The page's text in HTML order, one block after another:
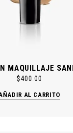
MAQUILLAJE
$400.00
AL CARRITO